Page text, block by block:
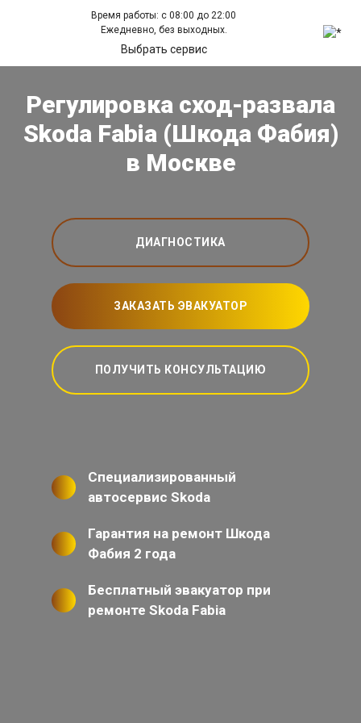
Время работы: с 08:00 до 22:00
Ежедневно, без выходных.
Выбрать сервис
Регулировка сход-развала
Skoda Fabia (Шкода Фабия)
в Москве
ДИАГНОСТИКА
ЗАКАЗАТЬ ЭВАКУАТОР
ПОЛУЧИТЬ КОНСУЛЬТАЦИЮ
Специализированный
автосервис Skoda
Гарантия на ремонт Шкода
Фабия 2 года
Бесплатный эвакуатор при
ремонте Skoda Fabia